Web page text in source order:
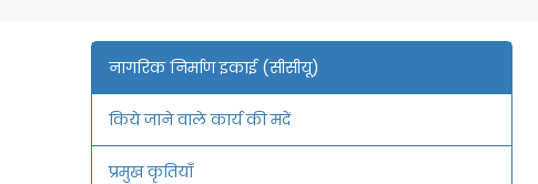
नागरिक निर्माण इकाई (सीसीयू)
किये जाने वाले कार्य की मदें
प्रमुख कृतियाँ